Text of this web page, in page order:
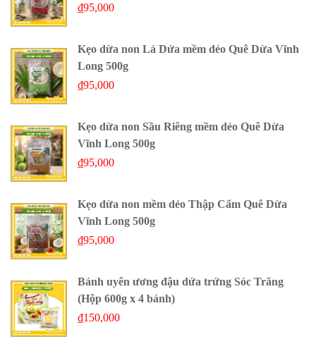
₫95,000
Kẹo dừa non Lá Dứa mềm dẻo Quê Dừa Vĩnh
Long 500g
₫95,000
Kẹo dừa non Sầu Riêng mềm dẻo Quê Dừa
Vĩnh Long 500g
₫95,000
Kẹo dừa non mềm dẻo Thập Cẩm Quê Dừa
Vĩnh Long 500g
₫95,000
Bánh uyên ương đậu dứa trứng Sóc Trăng
(Hộp 600g x 4 bánh)
₫150,000